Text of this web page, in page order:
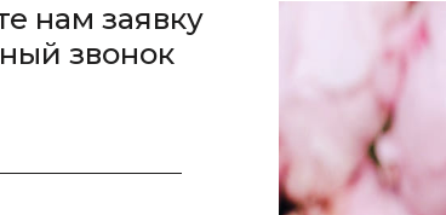
нам заявку
звонок